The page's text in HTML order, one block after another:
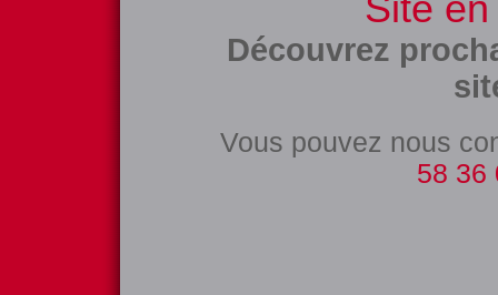
Découvrez
Vous pouvez nous
58 36